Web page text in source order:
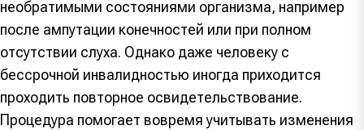
необратимыми состояниями организма, например
после ампутации конечностей или при полном
отсутствии слуха. Однако даже человеку с
бессрочной инвалидностью иногда приходится
проходить повторное освидетельствование.
Процедура помогает вовремя учитывать изменения